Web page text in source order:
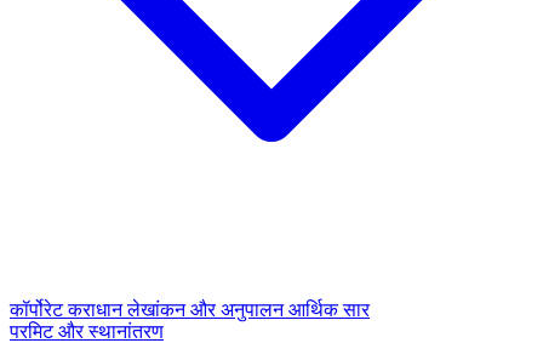
कॉर्पोरेट कराधानलेखांकन और अनुपालनआर्थिक सार
परमिट और स्थानांतरण